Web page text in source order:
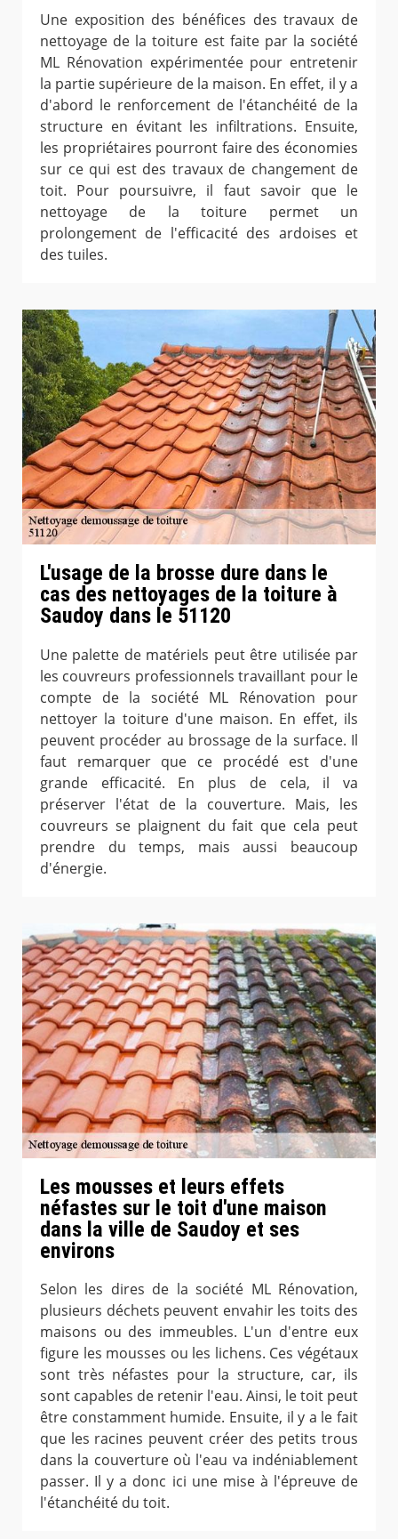
Une exposition des bénéfices des travaux de
nettoyage de la toiture est faite par la société
ML Rénovation expérimentée pour entretenir
la partie supérieure de la maison. En effet, il y a
d'abord le renforcement de l'étanchéité de la
structure en évitant les infiltrations. Ensuite,
les propriétaires pourront faire des économies
sur ce qui est des travaux de changement de
toit. Pour poursuivre, il faut savoir que le
nettoyage de la toiture permet un
prolongement de l'efficacité des ardoises et
des tuiles.
L'usage de la brosse dure dans le
cas des nettoyages de la toiture à
Saudoy dans le 51120
Une palette de matériels peut être utilisée par
les couvreurs professionnels travaillant pour le
compte de la société ML Rénovation pour
nettoyer la toiture d'une maison. En effet, ils
peuvent procéder au brossage de la surface. Il
faut remarquer que ce procédé est d'une
grande efficacité. En plus de cela, il va
préserver l'état de la couverture. Mais, les
couvreurs se plaignent du fait que cela peut
prendre du temps, mais aussi beaucoup
d'énergie.
Les mousses et leurs effets
néfastes sur le toit d'une maison
dans la ville de Saudoy et ses
environs
Selon les dires de la société ML Rénovation,
plusieurs déchets peuvent envahir les toits des
maisons ou des immeubles. L'un d'entre eux
figure les mousses ou les lichens. Ces végétaux
sont très néfastes pour la structure, car, ils
sont capables de retenir l'eau. Ainsi, le toit peut
être constamment humide. Ensuite, il y a le fait
que les racines peuvent créer des petits trous
dans la couverture où l'eau va indéniablement
passer. Il y a donc ici une mise à l'épreuve de
l'étanchéité du toit.